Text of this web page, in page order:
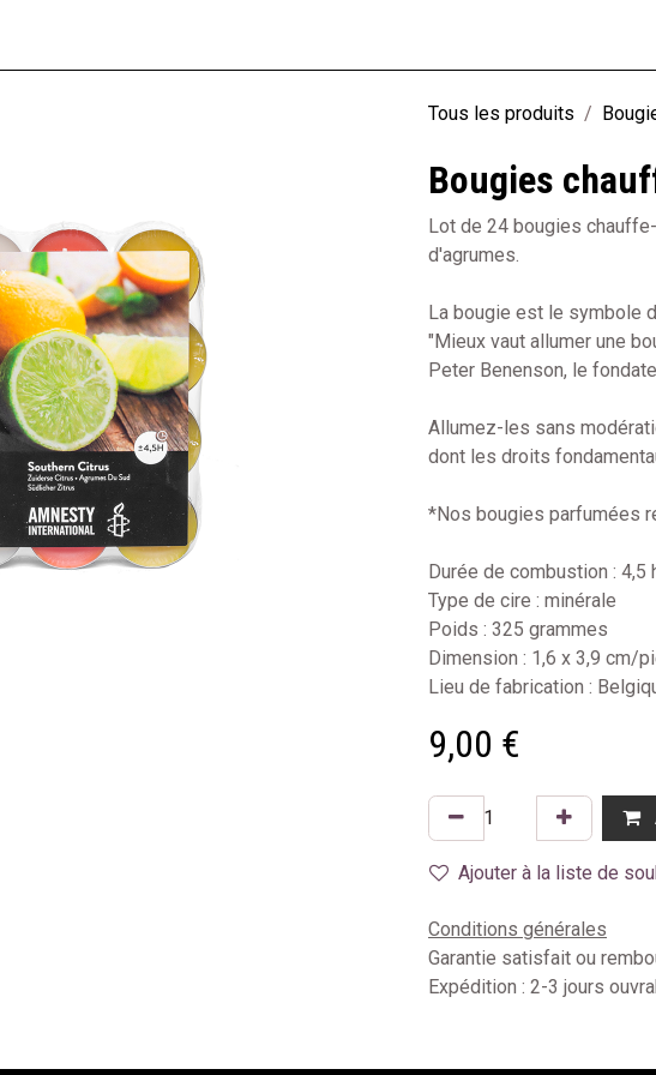
Tous les produits
Bougies
Lot de 24 bougies
d'agrumes.
La bougie est le symbole
"Mieux vaut allumer une
Peter Benenson, le
Allumez-les sans
dont les droits
*Nos bougies parfumées
Durée de combustion : 4,5
Type de cire : minérale
Poids : 325 grammes
Dimension : 1,6 x 3,9 cm/
Lieu de fabrication :
9,00 €
Ajouter à la liste de
Conditions générales
Garantie satisfait ou
Expédition : 2-3 jours